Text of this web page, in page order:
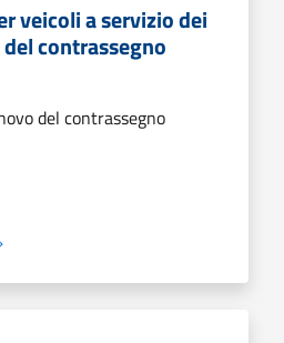
veicoli a servizio dei
contrassegno
del contrassegno